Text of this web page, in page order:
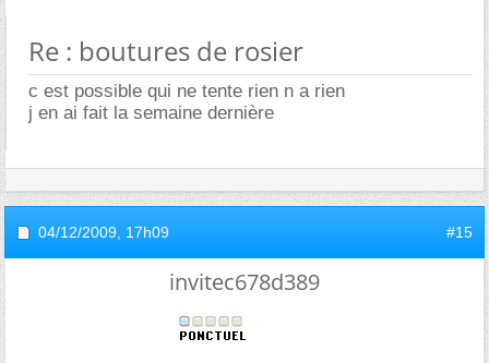
Re : boutures de rosier
c est possible qui ne tente rien n a rien
j en ai fait la semaine dernière
04/12/2009, 17h09 #15
invitec678d389